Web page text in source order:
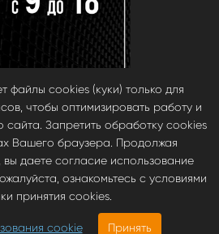
материалов с сайта, ссылка на сайт
ЭВА коврики EVA Smart —
файлы cookies (куки) только для
чтобы оптимизировать работу и
сайта. Запретить обработку cookies
Вашего браузера. Продолжая
вы даете согласие использование
ознакомьтесь с условиями
принятия cookies.
cookie Принять